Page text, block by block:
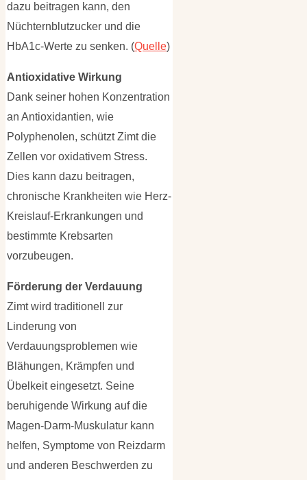
dazu beitragen kann, den
Nüchternblutzucker und die
HbA1c-Werte zu senken. (Quelle)
Antioxidative Wirkung
Dank seiner hohen Konzentration
an Antioxidantien, wie
Polyphenolen, schützt Zimt die
Zellen vor oxidativem Stress.
Dies kann dazu beitragen,
chronische Krankheiten wie Herz-
Kreislauf-Erkrankungen und
bestimmte Krebsarten
vorzubeugen.
Förderung der Verdauung
Zimt wird traditionell zur
Linderung von
Verdauungsproblemen wie
Blähungen, Krämpfen und
Übelkeit eingesetzt. Seine
beruhigende Wirkung auf die
Magen-Darm-Muskulatur kann
helfen, Symptome von Reizdarm
und anderen Beschwerden zu